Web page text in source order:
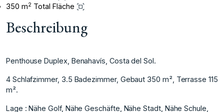
350 m2 Total Fläche
Beschreibung
Penthouse Duplex, Benahavís, Costa del Sol.
4 Schlafzimmer, 3.5 Badezimmer, Gebaut 350 m², Terrasse 115
m².
Lage : Nähe Golf, Nähe Geschäfte, Nähe Stadt, Nähe Schule,